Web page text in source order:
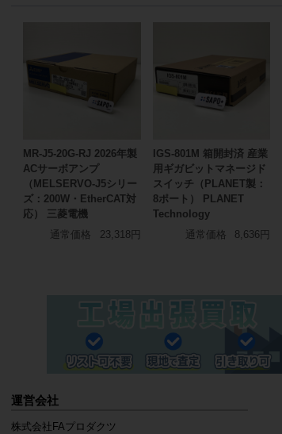
MR-J5-20G-RJ 2026年製
ACサーボアンプ
（MELSERVO-J5シリー
ズ：200W・EtherCAT対
応） 三菱電機
通常価格
23,318円
IGS-801M 箱開封済 産業
用ギガビットマネージド
スイッチ（PLANET製：
8ポート） PLANET
Technology
通常価格
8,636円
運営会社
株式会社FAプロダクツ